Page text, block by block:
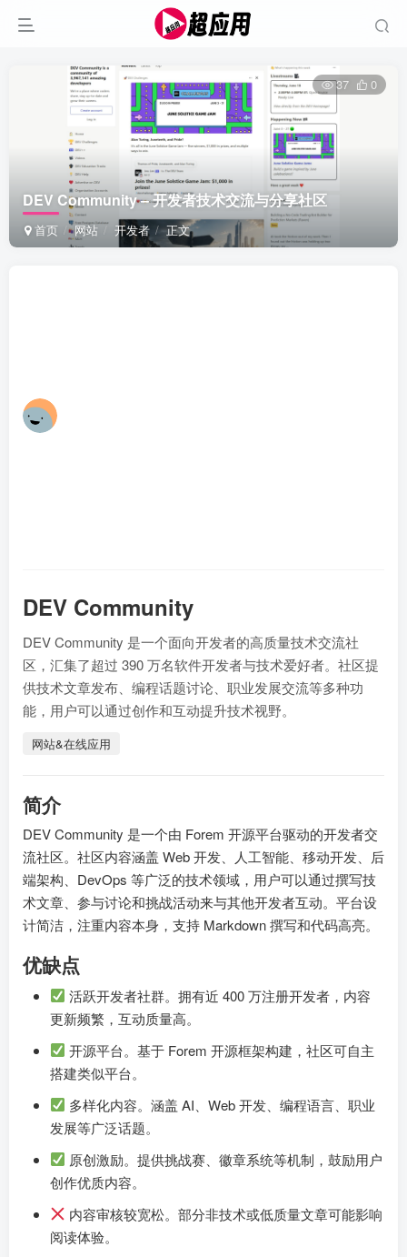
DEV Community – 开发者技术交流与分享社区
首页 网站 开发者 正文
37 0
DEV Community
DEV Community 是一个面向开发者的高质量技术交流社
区，汇集了超过 390 万名软件开发者与技术爱好者。社区提
供技术文章发布、编程话题讨论、职业发展交流等多种功
能，用户可以通过创作和互动提升技术视野。
网站&在线应用
简介
DEV Community 是一个由 Forem 开源平台驱动的开发者交
流社区。社区内容涵盖 Web 开发、人工智能、移动开发、后
端架构、DevOps 等广泛的技术领域，用户可以通过撰写技
术文章、参与讨论和挑战活动来与其他开发者互动。平台设
计简洁，注重内容本身，支持 Markdown 撰写和代码高亮。
优缺点
活跃开发者社群。拥有近 400 万注册开发者，内容
更新频繁，互动质量高。
开源平台。基于 Forem 开源框架构建，社区可自主
搭建类似平台。
多样化内容。涵盖 AI、Web 开发、编程语言、职业
发展等广泛话题。
原创激励。提供挑战赛、徽章系统等机制，鼓励用户
创作优质内容。
内容审核较宽松。部分非技术或低质量文章可能影响
阅读体验。